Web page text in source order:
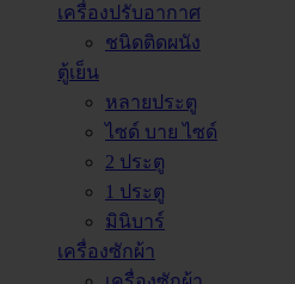
เครื่องปรับอากาศ
ชนิดติดผนัง
ตู้เย็น
หลายประตู
ไซด์ บาย ไซด์
2 ประตู
1 ประตู
มินิบาร์
เครื่องซักผ้า